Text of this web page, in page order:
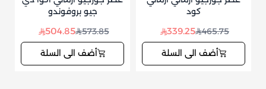
كود
465.75
339.25
أضف الى السلة
جيو بروفوندو
573.85
504.85
أضف الى السلة